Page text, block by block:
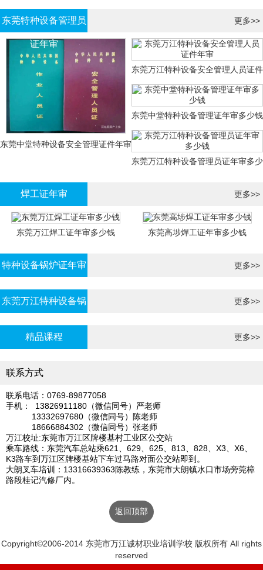
东莞特种设备管理员
证年审
更多>>
东莞中堂特种设备安全管理证件年审
东莞万江特种设备安全管理人员证件
年审
东莞中堂特种设备管理证年审多少钱
东莞万江特种设备管理员证年审多少
焊工证年审 更多>>
东莞万江焊工证年审多少钱 东莞高埗焊工证年审多少钱
特种设备锅炉证年审 更多>>
东莞万江特种设备锅
炉证年审
更多>>
精品课程 更多>>
联系方式
联系电话：0769-89877058
手机： 13826911180（微信同号）严老师
13332697680（微信同号）陈老师
18666884302（微信同号）张老师
万江校址:东莞市万江区牌楼基村工业区公交站
乘车路线：东莞汽车总站乘621、629、625、813、828、X3、X6、
K3路车到万江区牌楼基站下车过马路对面公交站即到。
大朗叉车培训：13316639363陈教练，东莞市大朗镇水口市场旁莞樟
路段桂记汽修厂内。
返回顶部
Copyright©2006-2014 东莞市万江诚材职业培训学校 版权所有 All rights
reserved